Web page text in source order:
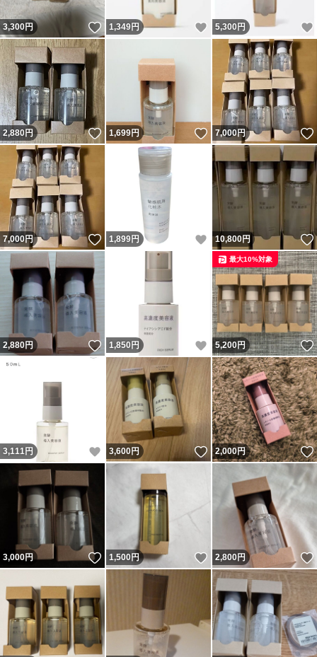
3,300円 いいね！
1,349円 いいね！
5,300 円
2,880円 いいね！
1,699円 いいね！
7,000円
7,000円 いいね！
1,899円 いいね！
10,800円
2,880円 いいね！
1,850 円 いいね！
5,200円
最大10%対象
3,111円 いいね！
3,600円 いいね！
2,000円
3,000円 いいね！
1,500円 いいね！
2,800円